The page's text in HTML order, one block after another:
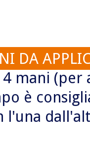
DA
mani
è
l'una